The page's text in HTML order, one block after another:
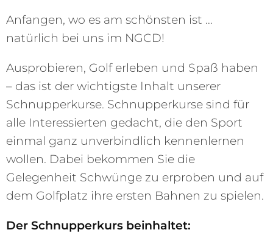
Anfangen, wo es am schönsten ist …
natürlich bei uns im NGCD!
Ausprobieren, Golf erleben und Spaß haben
– das ist der wichtigste Inhalt unserer
Schnupperkurse. Schnupperkurse sind für
alle Interessierten gedacht, die den Sport
einmal ganz unverbindlich kennenlernen
wollen. Dabei bekommen Sie die
Gelegenheit Schwünge zu erproben und auf
dem Golfplatz ihre ersten Bahnen zu spielen.
Der Schnupperkurs beinhaltet: